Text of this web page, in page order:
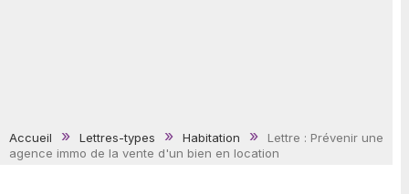
Accueil Lettres-types Habitation
Lettre : Prévenir une
agence immo de la vente d'un bien en location